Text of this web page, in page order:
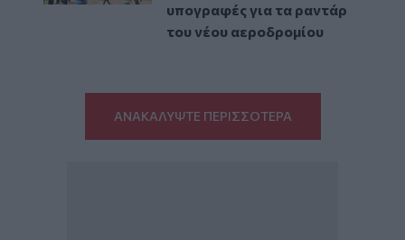
υπογραφές για τα ραντάρ
του νέου αεροδρομίου
ΑΝΑΚΑΛΥΨΤΕ ΠΕΡΙΣΣΟΤΕΡΑ